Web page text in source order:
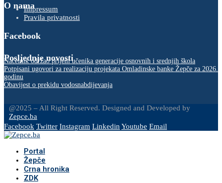
O namaImpressum
Pravila privatnosti
Facebook
Posljednje novosti
Načelnik održao prijem učenika generacije osnovnih i srednjih škola
Potpisani ugovori za realizaciju projekata Omladinske banke Žepče za 2026.
godinu
Obavijest o prekidu vodosnabdijevanja
@2025 – All Right Reserved. Designed and Developed by
Zepce.ba
Facebook Twitter Instagram LinkedinYoutube Email
Portal
Žepče
Crna hronika
ZDK